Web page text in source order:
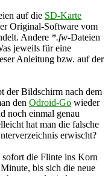
auf die SD-Karte
Original-Software vom
Andere *.fw-Dateien
jeweils für eine
Anleitung bzw. auf der
der Bildschirm nach dem
den Odroid-Go wieder
noch einmal genau
hat man die falsche
erwischt?
sofort die Flinte ins Korn
bis sich die neue